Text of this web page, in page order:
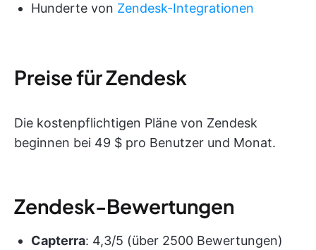
Hunderte von Zendesk-Integrationen
Preise für Zendesk
Die kostenpflichtigen Pläne von Zendesk
beginnen bei 49 $ pro Benutzer und Monat.
Zendesk-Bewertungen
Capterra: 4,3/5 (über 2500 Bewertungen)